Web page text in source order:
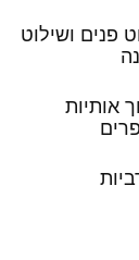
פנים ושילוט
אותיות